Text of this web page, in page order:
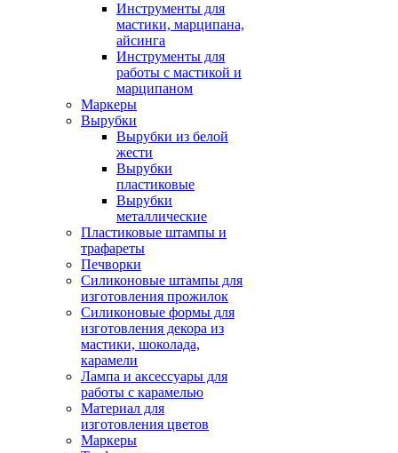
Инструменты для
мастики, марципана,
айсинга
Инструменты для
работы с мастикой и
марципаном
Маркеры
Вырубки
Вырубки из белой
жести
Вырубки
пластиковые
Вырубки
металлические
Пластиковые штампы и
трафареты
Печворки
Силиконовые штампы для
изготовления прожилок
Силиконовые формы для
изготовления декора из
мастики, шоколада,
карамели
Лампа и аксессуары для
работы с карамелью
Материал для
изготовления цветов
Маркеры